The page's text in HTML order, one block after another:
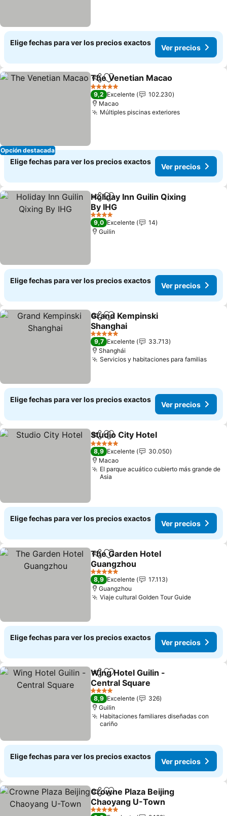
Elige fechas para ver los precios exactos
Ver precios
Opción destacada
Compartir
Agregar a favoritos
The Venetian Macao
5 Estrellas
9,2 Excelente
102.230
Macao
Múltiples piscinas exteriores
Elige fechas para ver los precios exactos
Ver precios
CompartirAgregar a favoritos
Holiday Inn Guilin Qixing
By IHG
4 Estrellas
9,0 Excelente
14
Guilin
Elige fechas para ver los precios exactos
Ver precios
CompartirAgregar a favoritos
Grand Kempinski
Shanghai
5 Estrellas
9,7 Excelente
33.713
Shanghái
Servicios y habitaciones para familias
Elige fechas para ver los precios exactos
Ver precios
CompartirAgregar a favoritos
Studio City Hotel
5 Estrellas
8,9 Excelente
30.050
Macao
El parque acuático cubierto más grande de
Asia
Elige fechas para ver los precios exactos
Ver precios
Compartir
Agregar a favoritos
The Garden Hotel
Guangzhou
5 Estrellas
8,9 Excelente
17.113
Guangzhou
Viaje cultural Golden Tour Guide
Elige fechas para ver los precios exactos
Ver precios
CompartirAgregar a favoritos
Wing Hotel Guilin -
Central Square
4 Estrellas
8,9 Excelente
326
Guilin
Habitaciones familiares diseñadas con
cariño
Elige fechas para ver los precios exactos
Ver precios
CompartirAgregar a favoritos
Crowne Plaza Beijing
Chaoyang U-Town
5 Estrellas